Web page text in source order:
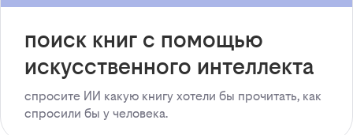
поиск книг с помощью
искусственного интеллекта
спросите ИИ какую книгу хотели бы прочитать, как
спросили бы у человека.